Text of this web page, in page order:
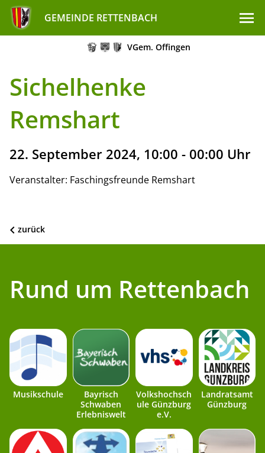
GEMEINDE RETTENBACH
VGem. Offingen
Sichelhenke
Remshart
22. September 2024, 10:00 - 00:00 Uhr
Veranstalter: Faschingsfreunde Remshart
zurück
Rund um Rettenbach
Musikschule
Bayrisch
Schwaben
Erlebniswelt
Volkshochsch
ule Günzburg
e.V.
Landratsamt
Günzburg